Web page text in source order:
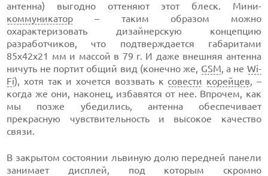
антенна) выгодно оттеняют этот блеск. Мини-
коммуникатор – таким образом можно
охарактеризовать дизайнерскую концепцию
разработчиков, что подтверждается габаритами
85х42х21 мм и массой в 79 г. И даже внешняя антенна
ничуть не портит общий вид (конечно же, GSM, а не Wi-
Fi), хотя так и хочется воззвать к совести корейцев, –
когда же они, наконец, избавятся от нее. Впрочем, как
мы позже убедились, антенна обеспечивает
прекрасную чувствительность и высокое качество
связи.
В закрытом состоянии львиную долю передней панели
занимает дисплей, под которым скромно